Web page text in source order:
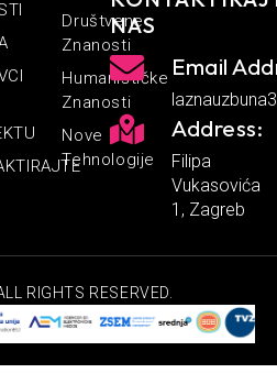
Društvene
Znanosti
Humanističke
Znanosti
Nove
Tehnologije
NAS
Email
Address:
Filipa
Vukasovića
1, Zagreb
RIGHTS RESERVED.